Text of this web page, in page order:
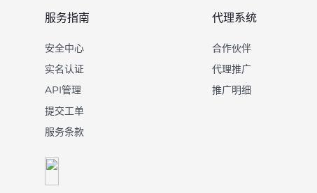
服务指南
安全中心
实名认证
API管理
提交工单
服务条款
代理系统
合作伙伴
代理推广
推广明细